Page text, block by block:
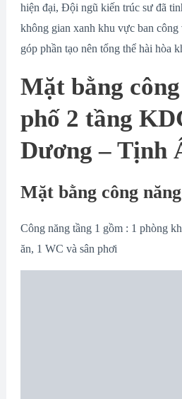
hiện đại, Đội ngũ kiến trúc sư đã
không gian xanh khu vực ban
góp phần tạo nên tổng thể hài hòa
Mặt bằng
phố 2 tầng
Dương – Tịnh
Mặt bằng công
Công năng tầng 1 gồm : 1 phòng
ăn, 1 WC và sân phơi